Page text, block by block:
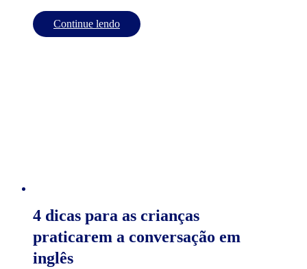
Continue lendo
4 dicas para as crianças
praticarem a conversação em
inglês